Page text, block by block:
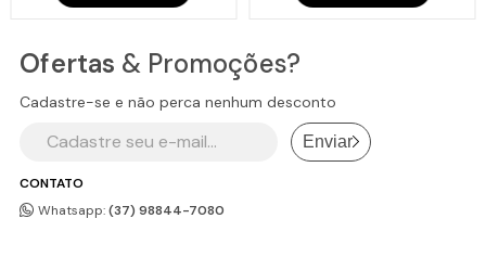
CONTATO
Whatsapp:(37) 98844-7080
Ofertas & Promoções?
Cadastre-se e não perca nenhum desconto
Enviar